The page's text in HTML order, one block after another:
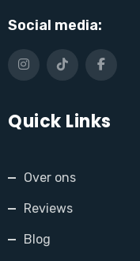
Social media:
Quick Links
Over ons
Reviews
Blog